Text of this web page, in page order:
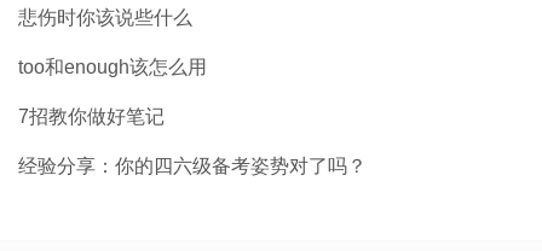
悲伤时你该说些什么
too和enough该怎么用
7招教你做好笔记
经验分享：你的四六级备考姿势对了吗？